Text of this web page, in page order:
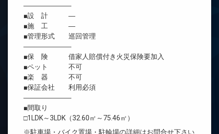
―――――――
■設 計 ―
■施 工 ―
■管理形式 巡回管理
―――――――
■保 険 借家人賠償付き火災保険要加入
■ペット 不可
■楽 器 不可
■保証会社 利用必須
―――――――
■間取り
□1LDK～3LDK（32.60㎡～75.46㎡）
※駐車場・バイク置場・駐輪場の詳細はお問合せ下さい